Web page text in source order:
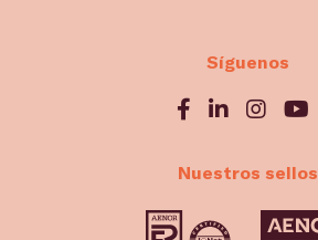
Síguenos
Nuestros sellos